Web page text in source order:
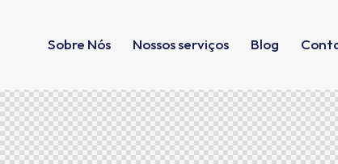
Sobre Nós Nossos serviços Blog